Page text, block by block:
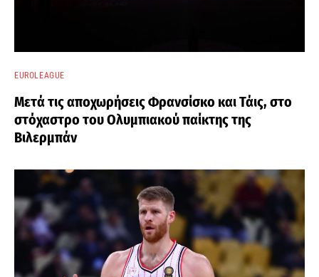
EUROLEAGUE
Μετά τις αποχωρήσεις Φρανσίσκο και Τάις, στο
στόχαστρο του Ολυμπιακού παίκτης της
Βιλερμπάν